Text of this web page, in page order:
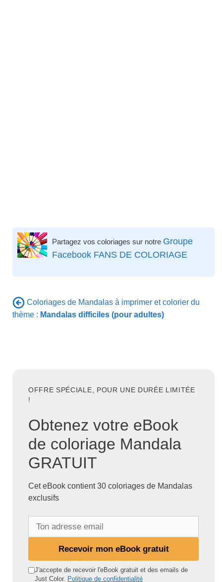
Partagez vos coloriages sur notre Groupe
Facebook FANS DE COLORIAGE
Coloriages de Mandalas à imprimer et colorier du
thème : Mandalas difficiles (pour adultes)
OFFRE SPÉCIALE, POUR UNE DURÉE LIMITÉE
!
Obtenez votre eBook
de coloriage Mandala
GRATUIT
Cet eBook contient 30 coloriages de Mandalas
exclusifs
d
Recevoir mon eBook gratuit
J'accepte de recevoir l'eBook gratuit et des emails de
Just Color. Politique de confidentialité